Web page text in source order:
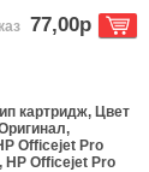
77,00р
картридж, Цвет
,
Officejet Pro
HP Officejet Pro